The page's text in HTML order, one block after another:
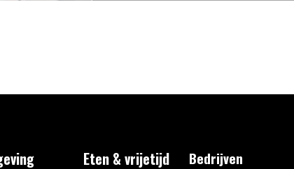
Eten & vrijetijd Bedrijven